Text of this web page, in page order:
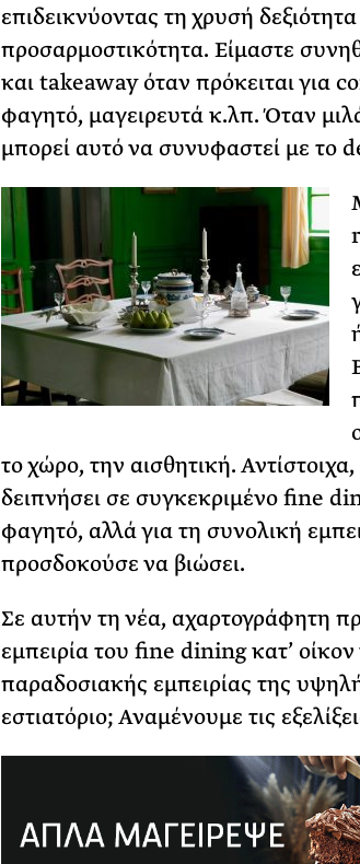
επιδεικνύοντας τη χρυσή
προσαρμοστικότητα. Είμαστε
και takeaway όταν πρόκειται για
φαγητό, μαγειρευτά κ.λπ. Όταν
μπορεί αυτό να συνυφαστεί με το
το χώρο, την αισθητική.
δειπνήσει σε συγκεκριμένο fine
φαγητό, αλλά για τη συνολική
προσδοκούσε να βιώσει.
Σε αυτήν τη νέα, αχαρτογράφητη
εμπειρία του fine dining κατ’ οίκον
παραδοσιακής εμπειρίας της
εστιατόριο; Αναμένουμε τις